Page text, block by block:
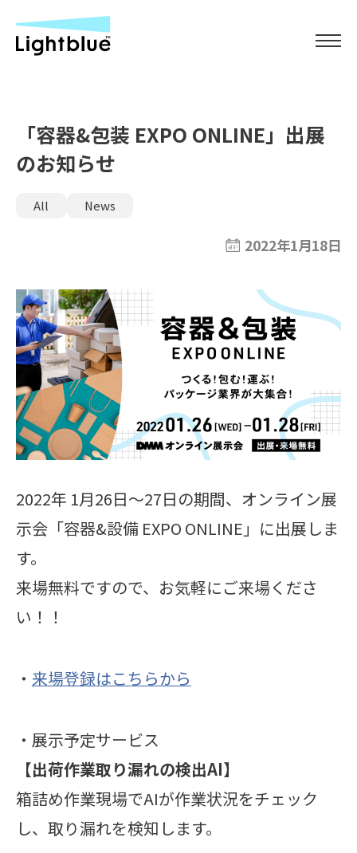
「容器&包装 EXPO ONLINE」出展
のお知らせ
All News
2022年1月18日
2022年 1月26日〜27日の期間、オンライン展
示会「容器&設備 EXPO ONLINE」に出展しま
す。
来場無料ですので、お気軽にご来場くださ
い！！
・ 来場登録はこちらから
・展示予定サービス
【出荷作業取り漏れの検出AI】
箱詰め作業現場でAIが作業状況をチェック
し、取り漏れを検知します。